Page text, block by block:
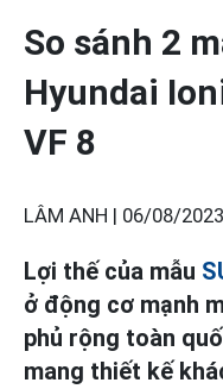
So sánh 2
Hyundai
VF 8
LÂM ANH | 06/08/
Lợi thế của mẫu
ở động cơ mạnh
phủ rộng toàn
mang thiết kế